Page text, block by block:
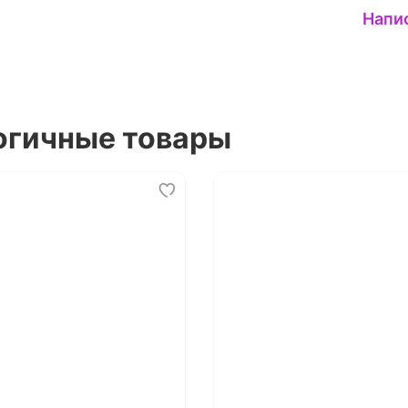
товары